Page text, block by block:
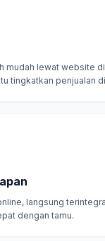
mudah lewat website
tingkatkan penjualan
langsung
dengan tamu.